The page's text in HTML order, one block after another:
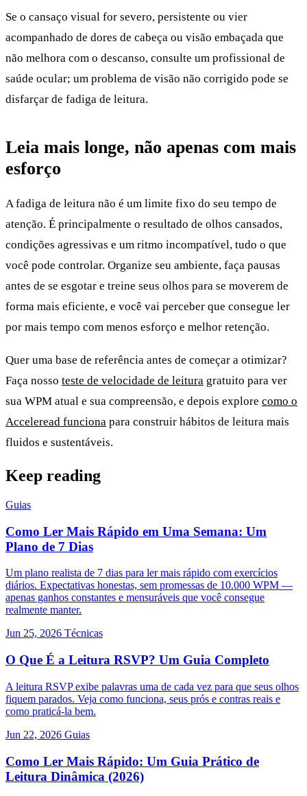
Se o cansaço visual for severo, persistente ou vier
acompanhado de dores de cabeça ou visão embaçada que
não melhora com o descanso, consulte um profissional de
saúde ocular; um problema de visão não corrigido pode se
disfarçar de fadiga de leitura.
Leia mais longe, não apenas com mais
esforço
A fadiga de leitura não é um limite fixo do seu tempo de
atenção. É principalmente o resultado de olhos cansados,
condições agressivas e um ritmo incompatível, tudo o que
você pode controlar. Organize seu ambiente, faça pausas
antes de se esgotar e treine seus olhos para se moverem de
forma mais eficiente, e você vai perceber que consegue ler
por mais tempo com menos esforço e melhor retenção.
Quer uma base de referência antes de começar a otimizar?
Faça nosso teste de velocidade de leitura gratuito para ver
sua WPM atual e sua compreensão, e depois explore como o
Acceleread funciona para construir hábitos de leitura mais
fluidos e sustentáveis.
Keep reading
Guias
Como Ler Mais Rápido em Uma Semana: Um
Plano de 7 Dias
Um plano realista de 7 dias para ler mais rápido com exercícios
diários. Expectativas honestas, sem promessas de 10.000 WPM —
apenas ganhos constantes e mensuráveis que você consegue
realmente manter.
Jun 25, 2026 Técnicas
O Que É a Leitura RSVP? Um Guia Completo
A leitura RSVP exibe palavras uma de cada vez para que seus olhos
fiquem parados. Veja como funciona, seus prós e contras reais e
como praticá-la bem.
Jun 22, 2026 Guias
Como Ler Mais Rápido: Um Guia Prático de
Leitura Dinâmica (2026)